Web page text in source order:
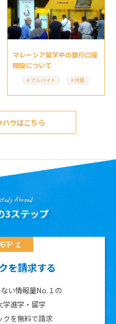
マレーシア留学中の銀行口座
開設について
アルバイト 住居
ハウはこちら
Abroad
3ステップ
を請求する
い情報量No.１の
学進学・留学
クを無料で請求